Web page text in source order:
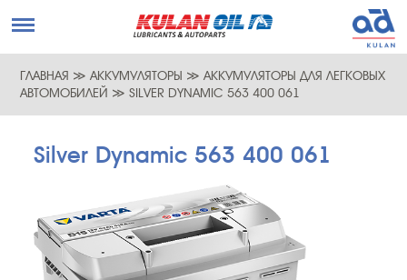
ГЛАВНАЯ ≫ АККУМУЛЯТОРЫ ≫ АККУМУЛЯТОРЫ ДЛЯ ЛЕГКОВЫХ
АВТОМОБИЛЕЙ ≫ SILVER DYNAMIC 563 400 061
Silver Dynamic 563 400 061